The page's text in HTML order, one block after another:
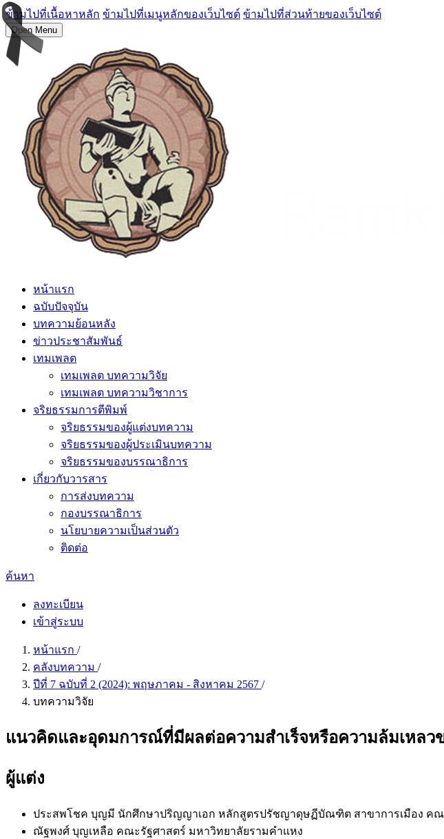
ข้ามไปที่เนื้อหาหลัก ข้ามไปที่เมนูหลักของเว็บไซต์ ข้ามไปที่ส่วนท้ายของเว็บไซต์
Open Menu
หน้าแรก
ฉบับปัจจุบัน
บทความย้อนหลัง
ข่าวประชาสัมพันธ์
เทมเพลต
เทมเพลต บทความวิจัย
เทมเพลต บทความวิชาการ
จริยธรรมการตีพิมพ์
จริยธรรมของผู้แต่งบทความ
จริยธรรมของผู้ประเมินบทความ
จริยธรรมของบรรณาธิการ
เกี่ยวกับวารสาร
การส่งบทความ
กองบรรณาธิการ
นโยบายความเป็นส่วนตัว
ติดต่อ
ค้นหา
ลงทะเบียน
เข้าสู่ระบบ
หน้าแรก /
คลังบทความ /
ปีที่ 7 ฉบับที่ 2 (2024): พฤษภาคม - สิงหาคม 2567 /
บทความวิจัย
แนวคิดและอุดมการณ์ที่มีผลต่อความสำเร็จหรือความล้มเหลวข
ผู้แต่ง
ประสพโชค บุญมี นักศึกษาปริญญาเอก หลักสูตรปรัชญาดุษฏีบัณฑิต สาขาการเมือง คณ
ณัฐพงศ์ บุญเหลือ คณะรัฐศาสตร์ มหาวิทยาลัยรามคำแหง